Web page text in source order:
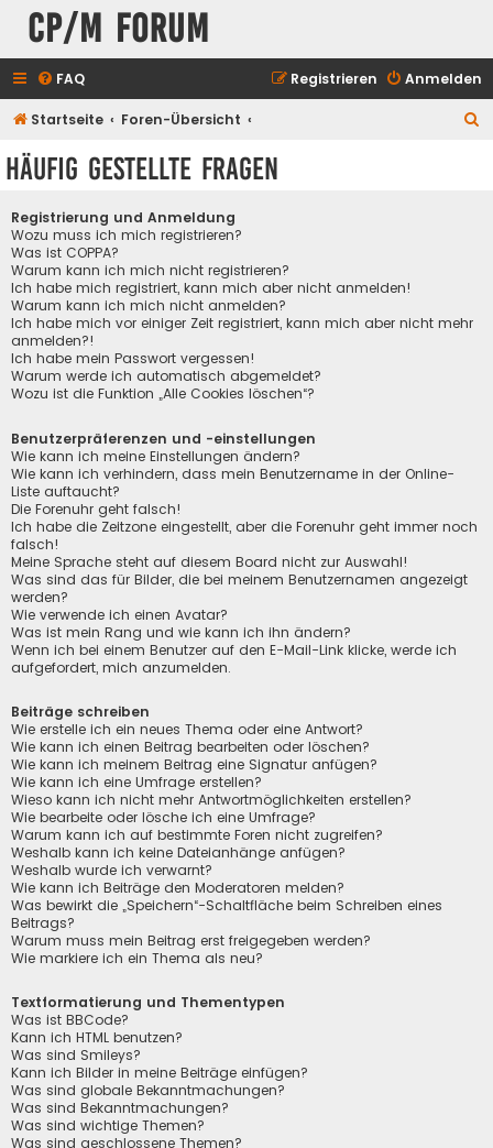
CP/M Forum
FAQ Anmelden
Registrieren
Startseite Foren-Übersicht
Häufig gestellte Fragen
Registrierung und Anmeldung
Wozu muss ich mich registrieren?
Was ist COPPA?
Warum kann ich mich nicht registrieren?
Ich habe mich registriert, kann mich aber nicht anmelden!
Warum kann ich mich nicht anmelden?
Ich habe mich vor einiger Zeit registriert, kann mich aber nicht mehr
anmelden?!
Ich habe mein Passwort vergessen!
Warum werde ich automatisch abgemeldet?
Wozu ist die Funktion „Alle Cookies löschen“?
Benutzerpräferenzen und -einstellungen
Wie kann ich meine Einstellungen ändern?
Wie kann ich verhindern, dass mein Benutzername in der Online-
Liste auftaucht?
Die Forenuhr geht falsch!
Ich habe die Zeitzone eingestellt, aber die Forenuhr geht immer noch
falsch!
Meine Sprache steht auf diesem Board nicht zur Auswahl!
Was sind das für Bilder, die bei meinem Benutzernamen angezeigt
werden?
Wie verwende ich einen Avatar?
Was ist mein Rang und wie kann ich ihn ändern?
Wenn ich bei einem Benutzer auf den E-Mail-Link klicke, werde ich
aufgefordert, mich anzumelden.
Beiträge schreiben
Wie erstelle ich ein neues Thema oder eine Antwort?
Wie kann ich einen Beitrag bearbeiten oder löschen?
Wie kann ich meinem Beitrag eine Signatur anfügen?
Wie kann ich eine Umfrage erstellen?
Wieso kann ich nicht mehr Antwortmöglichkeiten erstellen?
Wie bearbeite oder lösche ich eine Umfrage?
Warum kann ich auf bestimmte Foren nicht zugreifen?
Weshalb kann ich keine Dateianhänge anfügen?
Weshalb wurde ich verwarnt?
Wie kann ich Beiträge den Moderatoren melden?
Was bewirkt die „Speichern“-Schaltfläche beim Schreiben eines
Beitrags?
Warum muss mein Beitrag erst freigegeben werden?
Wie markiere ich ein Thema als neu?
Textformatierung und Thementypen
Was ist BBCode?
Kann ich HTML benutzen?
Was sind Smileys?
Kann ich Bilder in meine Beiträge einfügen?
Was sind globale Bekanntmachungen?
Was sind Bekanntmachungen?
Was sind wichtige Themen?
Was sind geschlossene Themen?